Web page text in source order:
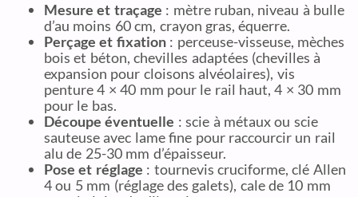
Mesure et traçage : mètre ruban, niveau à bulle
d’au moins 60 cm, crayon gras, équerre.
Perçage et fixation: perceuse-visseuse, mèches
bois et béton, chevilles adaptées (chevilles à
expansion pour cloisons alvéolaires), vis
penture 4 × 40 mm pour le rail haut, 4 × 30 mm
pour le bas.
Découpe éventuelle : scie à métaux ou scie
sauteuse avec lame fine pour raccourcir un rail
alu de 25-30 mm d’épaisseur.
Pose et réglage : tournevis cruciforme, clé Allen
4 ou 5 mm (réglage des galets), cale de 10 mm